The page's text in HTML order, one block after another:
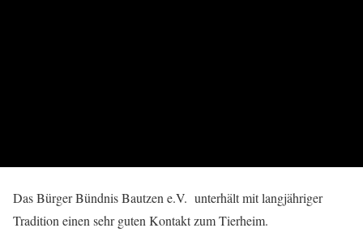
Das Bürger Bündnis Bautzen e.V. unterhält mit langjähriger
Tradition einen sehr guten Kontakt zum Tierheim.